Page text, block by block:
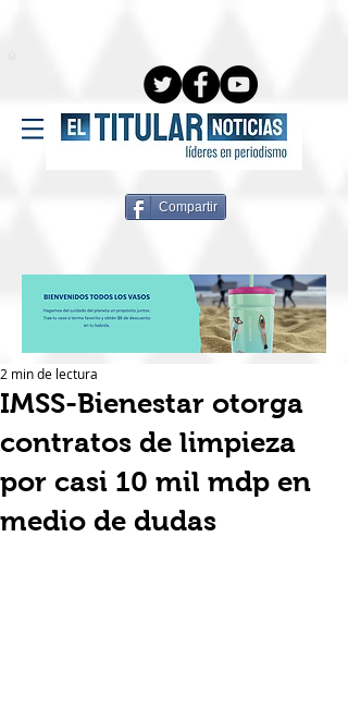
Compartir
IMSS-Bienestar otorga
contratos de limpieza
por casi 10 mil mdp en
medio de dudas
2 min de lectura